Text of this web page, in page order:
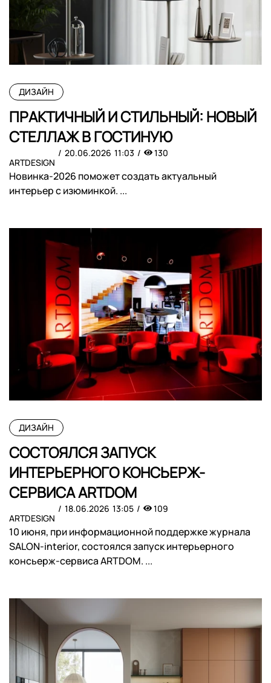
ДИЗАЙН
ПРАКТИЧНЫЙ И СТИЛЬНЫЙ: НОВЫЙ
СТЕЛЛАЖ В ГОСТИНУЮ
ARTDESIGN
20.06.2026 11:03 130
Новинка-2026 поможет создать актуальный
интерьер с изюминкой. ...
ДИЗАЙН
СОСТОЯЛСЯ ЗАПУСК
ИНТЕРЬЕРНОГО КОНСЬЕРЖ-
СЕРВИСА ARTDOM
ARTDESIGN
18.06.2026 13:05 109
​10 июня, при информационной поддержке журнала
SALON-interior, состоялся запуск интерьерного
консьерж-сервиса ARTDOM. ...